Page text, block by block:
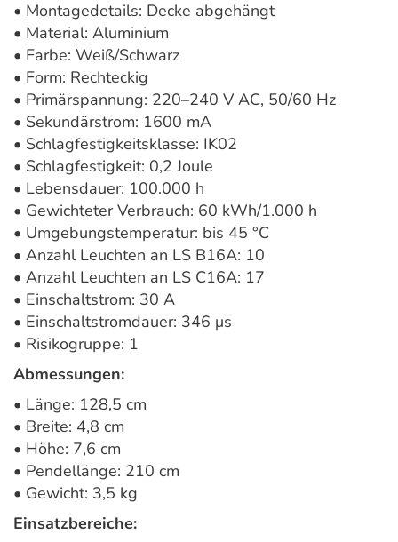
• Montagedetails: Decke abgehängt
• Material: Aluminium
• Farbe: Weiß/Schwarz
• Form: Rechteckig
• Primärspannung: 220–240 V AC, 50/60 Hz
• Sekundärstrom: 1600 mA
• Schlagfestigkeitsklasse: IK02
• Schlagfestigkeit: 0,2 Joule
• Lebensdauer: 100.000 h
• Gewichteter Verbrauch: 60 kWh/1.000 h
• Umgebungstemperatur: bis 45 °C
• Anzahl Leuchten an LS B16A: 10
• Anzahl Leuchten an LS C16A: 17
• Einschaltstrom: 30 A
• Einschaltstromdauer: 346 μs
• Risikogruppe: 1
Abmessungen:
• Länge: 128,5 cm
• Breite: 4,8 cm
• Höhe: 7,6 cm
• Pendellänge: 210 cm
• Gewicht: 3,5 kg
Einsatzbereiche: